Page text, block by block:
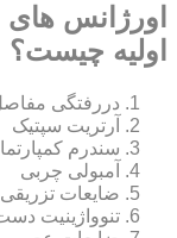
اورژانس
اولیه چیست؟
دررفتگی
آرتریت سپتیک
سندرم
آمبولی چربی
ضایعات
تنوواژینیت